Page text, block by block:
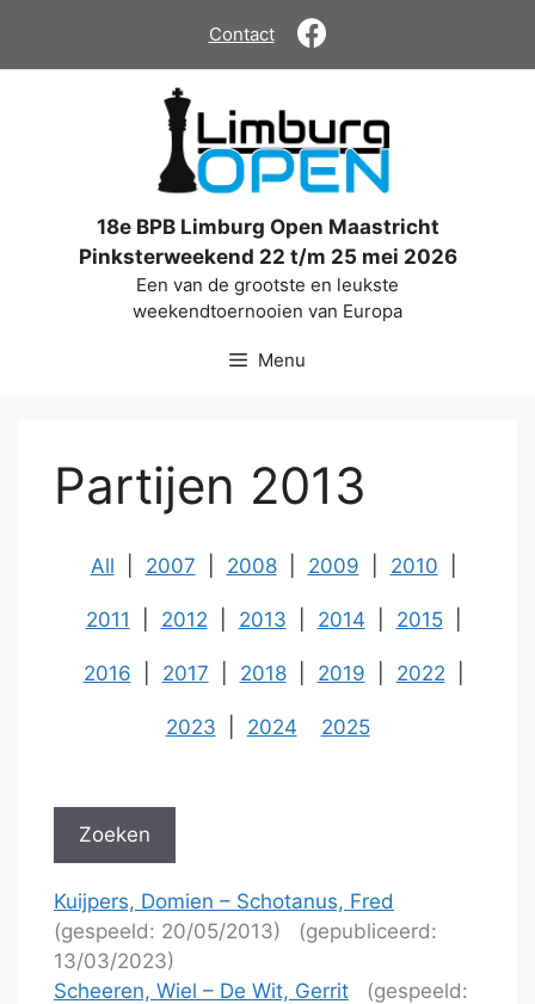
de
Contact
18e BPB Limburg Open Maastricht
Pinksterweekend 22 t/m 25 mei 2026
Een van de grootste en leukste
weekendtoernooien van Europa
Menu
Partijen 2013
All 2007 2008 2009 2010
2011 2012 2013 2014 2015
2016 2017 2018 2019 2022
2023 2024 2025
Kuijpers, Domien – Schotanus, Fred
(gespeeld: 20/05/2013)
(gepubliceerd:
13/03/2023)
Scheeren, Wiel – De Wit, Gerrit
(gespeeld: